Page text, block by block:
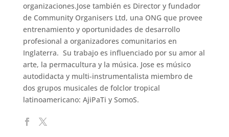
organizaciones.Jose también es Director y fundador
de Community Organisers Ltd, una ONG que provee
entrenamiento y oportunidades de desarrollo
profesional a organizadores comunitarios en
Inglaterra. Su trabajo es influenciado por su amor al
arte, la permacultura y la música. Jose es músico
autodidacta y multi-instrumentalista miembro de
dos grupos musicales de folclor tropical
latinoamericano: AjiPaTi y SomoS.